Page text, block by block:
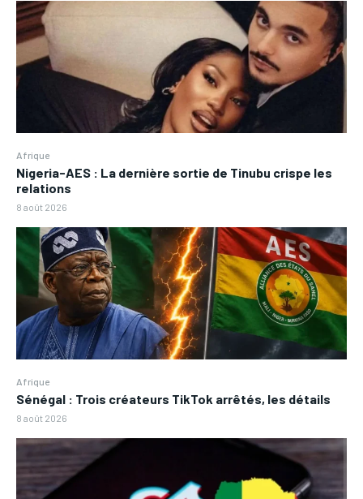
Afrique
Nigeria-AES : La dernière sortie de Tinubu crispe les
relations
8 août 2026
Afrique
Sénégal : Trois créateurs TikTok arrêtés, les détails
8 août 2026